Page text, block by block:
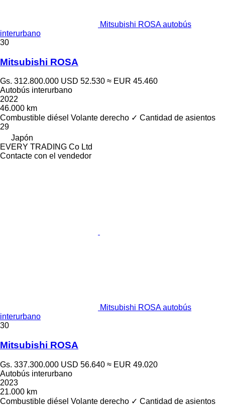
Mitsubishi ROSA autobús
interurbano
30
Mitsubishi ROSA
Gs. 312.800.000 USD 52.530 ≈ EUR 45.460
Autobús interurbano
2022
46.000 km
Combustible diésel Volante derecho ✓ Cantidad de asientos
29
Japón
EVERY TRADING Co Ltd
Contacte con el vendedor
Mitsubishi ROSA autobús
interurbano
30
Mitsubishi ROSA
Gs. 337.300.000 USD 56.640 ≈ EUR 49.020
Autobús interurbano
2023
21.000 km
Combustible diésel Volante derecho ✓ Cantidad de asientos